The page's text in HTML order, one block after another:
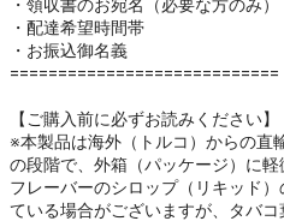
・領収書のお宛名（必要な方のみ）
・配達希望時間帯
・お振込御名義
============================
【ご購入前に必ずお読みください】
※本製品は海外（トルコ）からの直
の段階で、外箱（パッケージ）に
フレーバーのシロップ（リキッド
ている場合がございますが、タバ